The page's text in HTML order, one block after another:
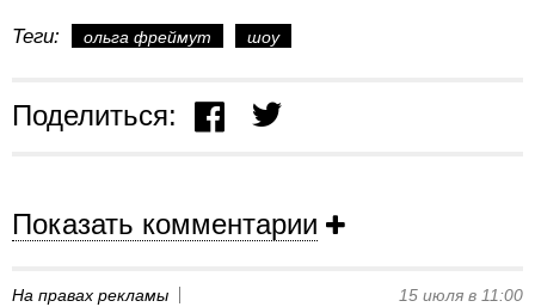
Теги: ольга фреймут шоу
Поделиться:
Показать комментарии
На правах рекламы 15 июля в 11:00